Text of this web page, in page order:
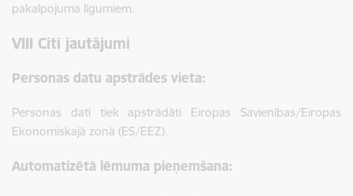
pakalpojuma līgumiem.
VIII Citi jautājumi
Personas datu apstrādes vieta:
Personas dati tiek apstrādāti Eiropas Savienības/Eiropas
Ekonomiskajā zonā (ES/EEZ).
Automatizētā lēmuma pieņemšana: